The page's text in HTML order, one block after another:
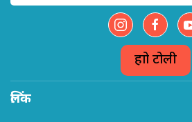
हाम्रो टोली
लिंक